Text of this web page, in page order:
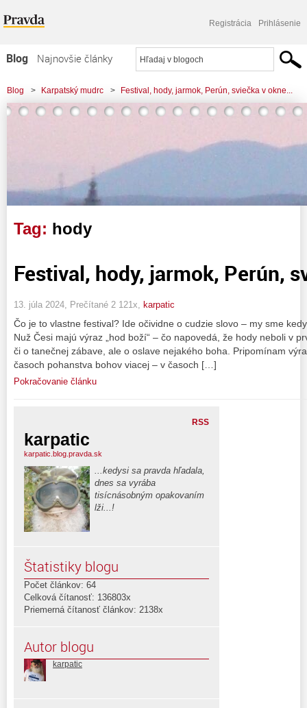
Registrácia Prihlásenie
Blog
Najnovšie články
Najčítanejšie články
Najkomentovanejšie články
Blog > Karpatský mudrc > Festival, hody, jarmok, Perún, sviečka v okne...
Tag: hody
Festival, hody, jarmok, Perún,
13. júla 2024, Prečítané 2 121x, karpatic
Čo je to vlastne festival? Ide očividne o cudzie slovo – my sme
Nuž Česi majú výraz „hod boží“ – čo napovedá, že hody neboli v
či o tanečnej zábave, ale o oslave nejakého boha. Pripomínam
časoch pohanstva bohov viacej – v časoch […]
Pokračovanie článku
RSS
karpatic
karpatic.blog.pravda.sk
...kedysi sa pravda hľadala,
dnes sa vyrába
tisícnásobným opakovaním
lži...!
Štatistiky blogu
Počet článkov: 64
Celková čítanosť: 136803x
Priemerná čítanosť článkov: 2138x
Autor blogu
karpatic